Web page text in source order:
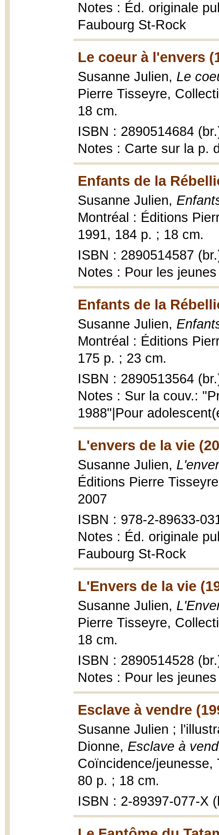
Notes : Éd. originale
Faubourg St-Rock
Le coeur à l'envers
Susanne Julien, Le
Pierre Tisseyre,
18 cm.
ISBN : 2890514684
Notes : Carte sur la p.
Enfants de la
Susanne Julien,
Montréal : Éditions
1991, 184 p. ; 18 cm.
ISBN : 2890514587
Notes : Pour les
Enfants de la
Susanne Julien,
Montréal : Éditions
175 p. ; 23 cm.
ISBN : 2890513564
Notes : Sur la couv.:
1988"|Pour
L'envers de la vie
Susanne Julien,
Éditions Pierre
2007
ISBN : 978-2-89633-
Notes : Éd. originale
Faubourg St-Rock
L'Envers de la vie
Susanne Julien,
Pierre Tisseyre,
18 cm.
ISBN : 2890514528
Notes : Pour les jeunes
Esclave à vendre
Susanne Julien ;
Dionne, Esclave à
Coïncidence/jeunesse,
80 p. ; 18 cm.
ISBN : 2-89397-077-X